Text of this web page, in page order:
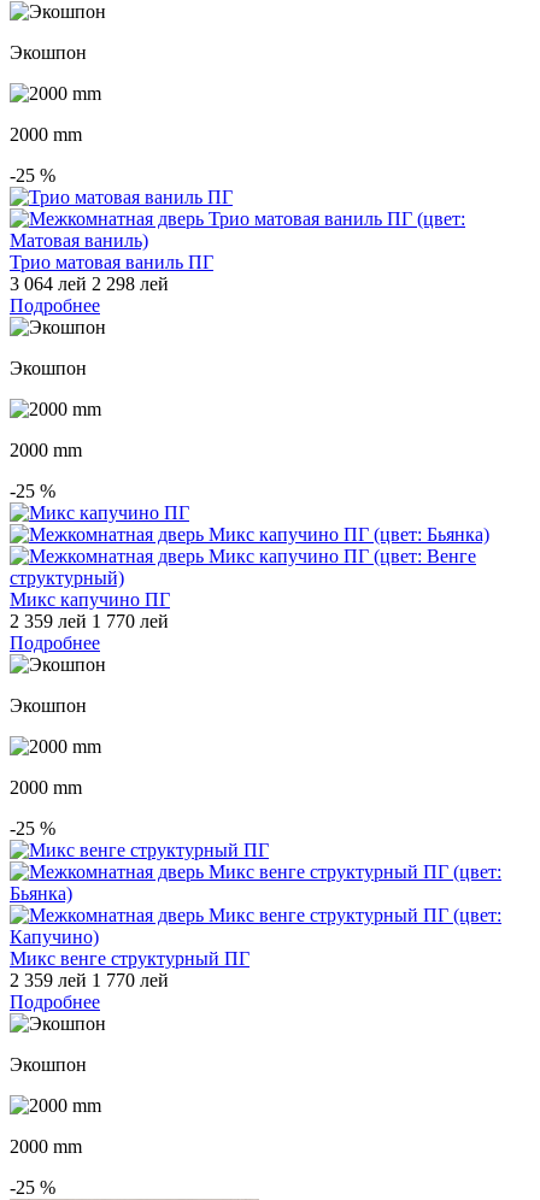
Экошпон
2000 mm
-25 %
Трио матовая ваниль ПГ
3 064 лей 2 298 лей
Подробнее
Экошпон
2000 mm
-25 %
Микс капучино ПГ
2 359 лей 1 770 лей
Подробнее
Экошпон
2000 mm
-25 %
Микс венге структурный ПГ
2 359 лей 1 770 лей
Подробнее
Экошпон
2000 mm
-25 %